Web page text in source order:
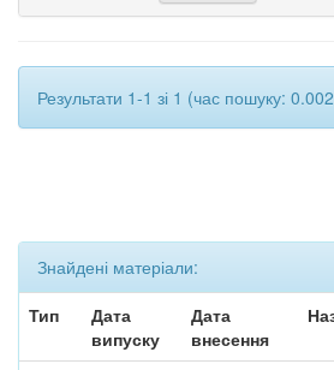
Результати 1-1 зі 1 (час пошуку:
Знайдені матеріали:
Тип
Дата
випуску
Дата
внесення